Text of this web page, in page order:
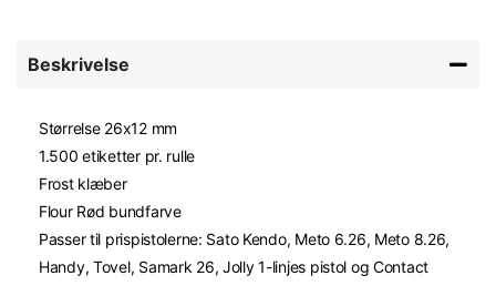
Beskrivelse
Størrelse 26x12 mm
1.500 etiketter pr. rulle
Frost klæber
Flour Rød bundfarve
Passer til prispistolerne: Sato Kendo, Meto 6.26, Meto 8.26,
Handy, Tovel, Samark 26, Jolly 1-linjes pistol og Contact